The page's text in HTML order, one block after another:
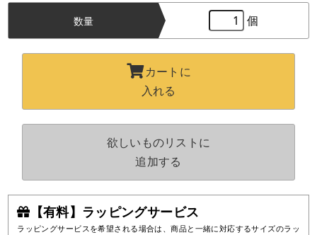
【有料】ラッピングサービス
ラッピングサービスを希望される場合は、商品と一緒に対応するサイズのラッ
数量 個
カートに
入れる
欲しいものリストに
追加する